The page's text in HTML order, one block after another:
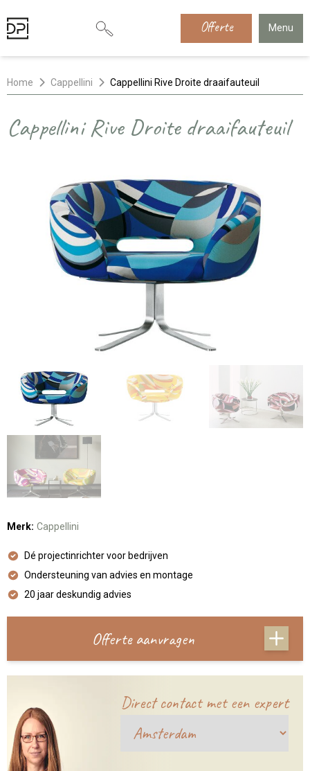
Offerte Menu
Home Cappellini Cappellini Rive Droite draaifauteuil
Cappellini Rive Droite draaifauteuil
Merk: Cappellini
Dé projectinrichter voor bedrijven
Ondersteuning van advies en montage
20 jaar deskundig advies
Offerte aanvragen
Direct contact met een expert